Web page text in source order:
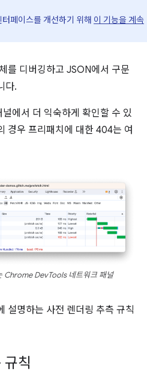
페이스를 개선하기 위해 이 기능을 계속
를 디버깅하고 JSON에서 구문
다.
널에서 더 익숙하게 확인할 수 있
경우 프리패치에 대한 404는 여
Chrome DevTools 네트워크 패널
설명하는 사전 렌더링 추측 규칙
규칙